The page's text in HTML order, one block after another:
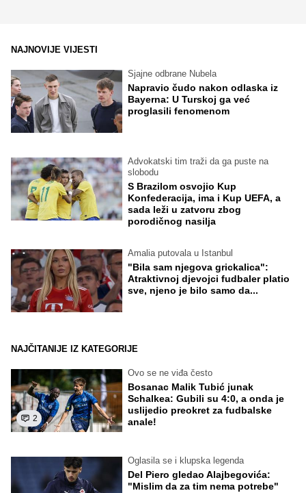
NAJNOVIJE VIJESTI
Sjajne odbrane Nubela
Napravio čudo nakon odlaska iz
Bayerna: U Turskoj ga već
proglasili fenomenom
Advokatski tim traži da ga puste na
slobodu
S Brazilom osvojio Kup
Konfederacija, ima i Kup UEFA, a
sada leži u zatvoru zbog
porodičnog nasilja
Amalia putovala u Istanbul
"Bila sam njegova grickalica":
Atraktivnoj djevojci fudbaler platio
sve, njeno je bilo samo da...
NAJČITANIJE IZ KATEGORIJE
2
Ovo se ne viđa često
Bosanac Malik Tubić junak
Schalkea: Gubili su 4:0, a onda je
uslijedio preokret za fudbalske
anale!
Oglasila se i klupska legenda
Del Piero gledao Alajbegovića:
"Mislim da za tim nema potrebe"